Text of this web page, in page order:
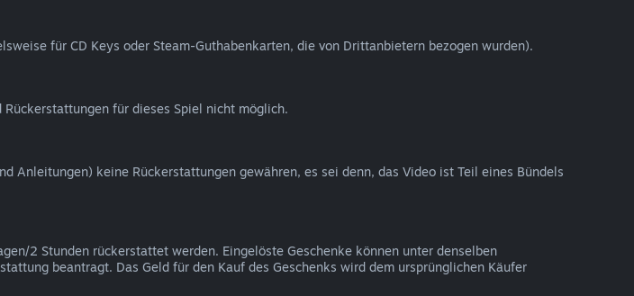
für CD Keys oder Steam-Guthabenkarten, die von Drittanbietern bezogen wurden).
für dieses Spiel nicht möglich.
Anleitungen) keine Rückerstattungen gewähren, es sei denn, das Video ist Teil eines Bündels
2 Stunden rückerstattet werden. Eingelöste Geschenke können unter denselben
beantragt. Das Geld für den Kauf des Geschenks wird dem ursprünglichen Käufer